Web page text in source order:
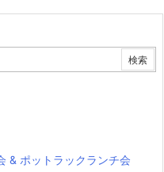
& ポットラックランチ会